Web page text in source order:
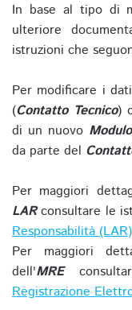
In base al tipo di
ulteriore
istruzioni che
Per modificare i
(Contatto Tecnico)
di un nuovo
da parte del
Per maggiori
LARconsultare le
Responsabilità (LAR)
Per maggiori
dell'MRE
Registrazione